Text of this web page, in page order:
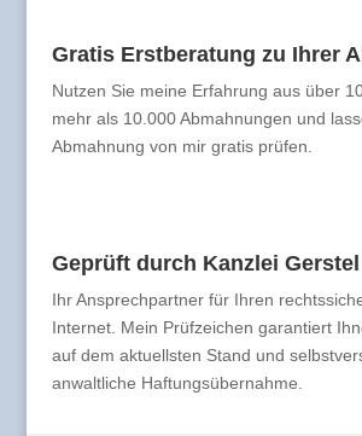
Gratis Erstberatung zu Ihrer
Nutzen Sie meine Erfahrung aus über
mehr als 10.000 Abmahnungen und
Abmahnung von mir gratis prüfen.
Geprüft durch Kanzlei Gerstel
Ihr Ansprechpartner für Ihren
Internet. Mein Prüfzeichen garantiert
auf dem aktuellsten Stand und
anwaltliche Haftungsübernahme.